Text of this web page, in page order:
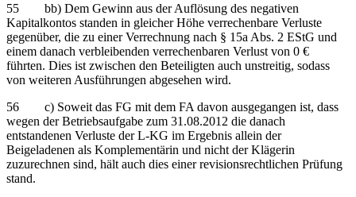
55 bb) Dem Gewinn aus der Auflösung des negativen
Kapitalkontos standen in gleicher Höhe verrechenbare Verluste
gegenüber, die zu einer Verrechnung nach § 15a Abs. 2 EStG und
einem danach verbleibenden verrechenbaren Verlust von 0 €
führten. Dies ist zwischen den Beteiligten auch unstreitig, sodass
von weiteren Ausführungen abgesehen wird.
56 c) Soweit das FG mit dem FA davon ausgegangen ist, dass
wegen der Betriebsaufgabe zum 31.08.2012 die danach
entstandenen Verluste der L-KG im Ergebnis allein der
Beigeladenen als Komplementärin und nicht der Klägerin
zuzurechnen sind, hält auch dies einer revisionsrechtlichen Prüfung
stand.